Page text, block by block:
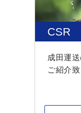
CSR
成田運
ご紹介致